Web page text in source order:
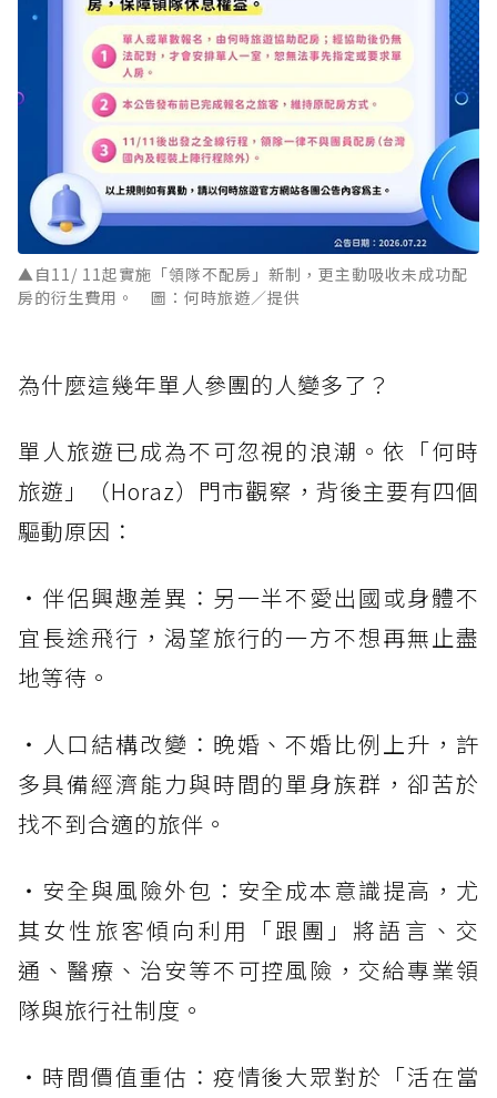
▲自11/ 11起實施「領隊不配房」新制，更主動吸收未成功配
房的衍生費用。 圖：何時旅遊／提供
為什麼這幾年單人參團的人變多了？
單人旅遊已成為不可忽視的浪潮。依「何時
旅遊」（Horaz）門市觀察，背後主要有四個
驅動原因：
・伴侶興趣差異：另一半不愛出國或身體不
宜長途飛行，渴望旅行的一方不想再無止盡
地等待。
・人口結構改變：晚婚、不婚比例上升，許
多具備經濟能力與時間的單身族群，卻苦於
找不到合適的旅伴。
・安全與風險外包：安全成本意識提高，尤
其女性旅客傾向利用「跟團」將語言、交
通、醫療、治安等不可控風險，交給專業領
隊與旅行社制度。
・時間價值重估：疫情後大眾對於「活在當